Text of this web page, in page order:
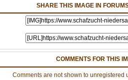
SHARE THIS IMAGE IN
COMMENTS FOR THIS
Comments are not shown to unregistered